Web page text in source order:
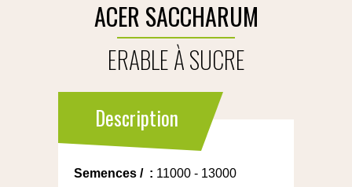
ACER SACCHARUM
ERABLE À SUCRE
Description
Semences / : 11000 - 13000